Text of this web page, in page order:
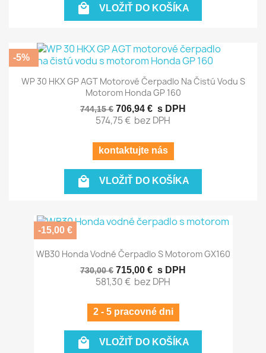
 VLOŽIŤ DO KOŠÍKA
WP 30 HKX GP AGT Motorové Čerpadlo Na Čistú Vodu S
Motorom Honda GP 160
744,15 € 706,94 € s DPH
574,75 € bez DPH
kontaktujte nás
 VLOŽIŤ DO KOŠÍKA
-5%
WB30 Honda Vodné Čerpadlo S Motorom GX160
730,00 € 715,00 € s DPH
581,30 € bez DPH
2 - 5 pracovné dni
 VLOŽIŤ DO KOŠÍKA
-15,00 €